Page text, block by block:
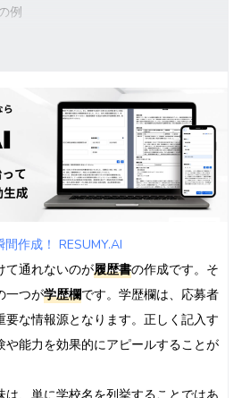
例
合
する
使い分け
法
入方法
期間はどう扱うべき？
ように記入する？
ト
作成！ RESUMY.AI
て通れないのが履歴書の作成です。そ
一つが学歴欄です。学歴欄は、応募者
な情報源となります。正しく記入す
や能力を効果的にアピールすることが